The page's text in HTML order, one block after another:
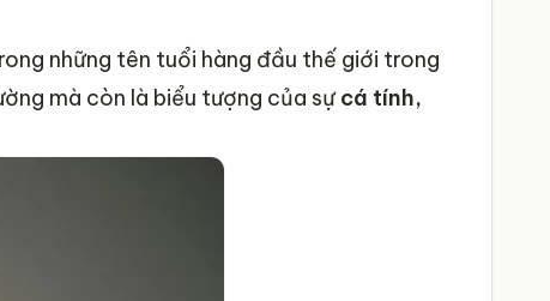
những tên tuổi hàng đầu thế giới trong
mà còn là biểu tượng của sựcá tính,